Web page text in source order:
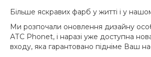
Більше яскравих фарб у житті і у
Ми розпочали оновлення дизайну
АТС Phonet, і наразі уже доступна
входу, яка гарантовано підніме Ваш